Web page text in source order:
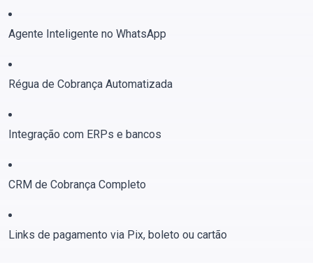
Agente Inteligente no WhatsApp
Régua de Cobrança Automatizada
Integração com ERPs e bancos
CRM de Cobrança Completo
Links de pagamento via Pix, boleto ou cartão